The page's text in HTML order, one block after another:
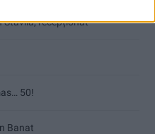
Stavila, recepționat
50!
Banat